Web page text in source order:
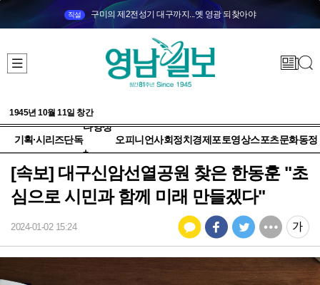
직설 구미의 제2전성기 대구까지...옛 영광 되찾아야
1945년 10월 11일 창간
기획·시리즈단독
다양성
+
오피니언사회정치 경제 포토영상스포츠문화동정
[속보] 대구신암선열공원 찾은 한동훈 "초
심으로 시민과 함께 미래 만들겠다"
2024-01-02 15:24